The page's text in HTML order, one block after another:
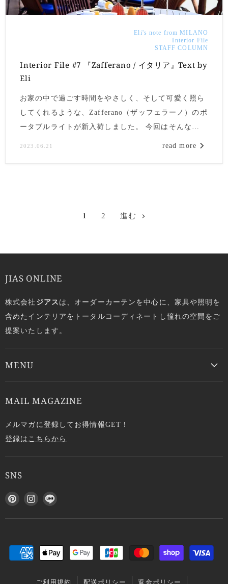
Eli's note from MILANO
Interior File
STAFF COLUMN
Interior File #7 『Zafferano / イタリア』Text by
Eli
お家の中で過ごす時間をやさしく、そして可愛く照ら
してくれるような、Zafferano（ザッフェラーノ）のポ
ータブルライトが新入荷しました。 今回はそんな
2023.06.21 read more
1 2 進む
JIAS ONLINE
株式会社 ジアスは、オーダーカーテンを中心に、家具や照明を
含めたインテリアをトータルコーディネートし憧れの空間をご
提案いたします。
MENU
MAIL MAGAZINE
メルマガに登録してお得情報GET！
登録はこちらから
SNS
P
n
r
I
s
L
N
見
ご利用規約 配送ポリシー 返金ポリシー